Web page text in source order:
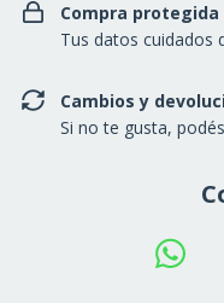
Compra protegida
Tus datos cuidados
Cambios y
Si no te gusta,